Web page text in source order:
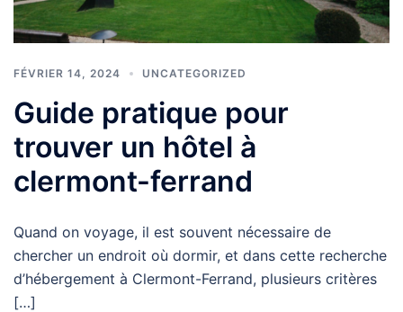
FÉVRIER 14, 2024 UNCATEGORIZED
Guide pratique pour
trouver un hôtel à
clermont-ferrand
Quand on voyage, il est souvent nécessaire de
chercher un endroit où dormir, et dans cette recherche
d’hébergement à Clermont-Ferrand, plusieurs critères
[…]